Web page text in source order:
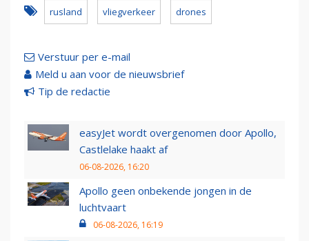
rusland vliegverkeer drones
Verstuur per e-mail
Meld u aan voor de nieuwsbrief
Tip de redactie
easyJet wordt overgenomen door Apollo,
Castlelake haakt af
06-08-2026, 16:20
Apollo geen onbekende jongen in de
luchtvaart
06-08-2026, 16:19